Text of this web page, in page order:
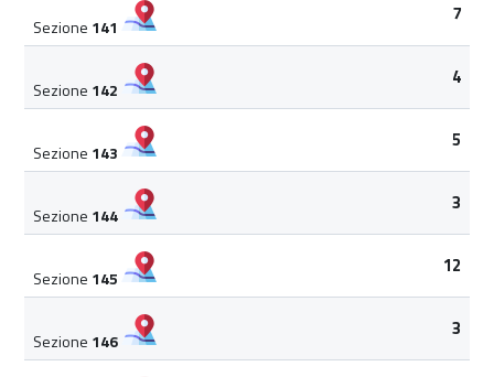
Sezione 141
7
Sezione 142
4
Sezione 143
5
Sezione 144
3
Sezione 145
12
Sezione 146
3